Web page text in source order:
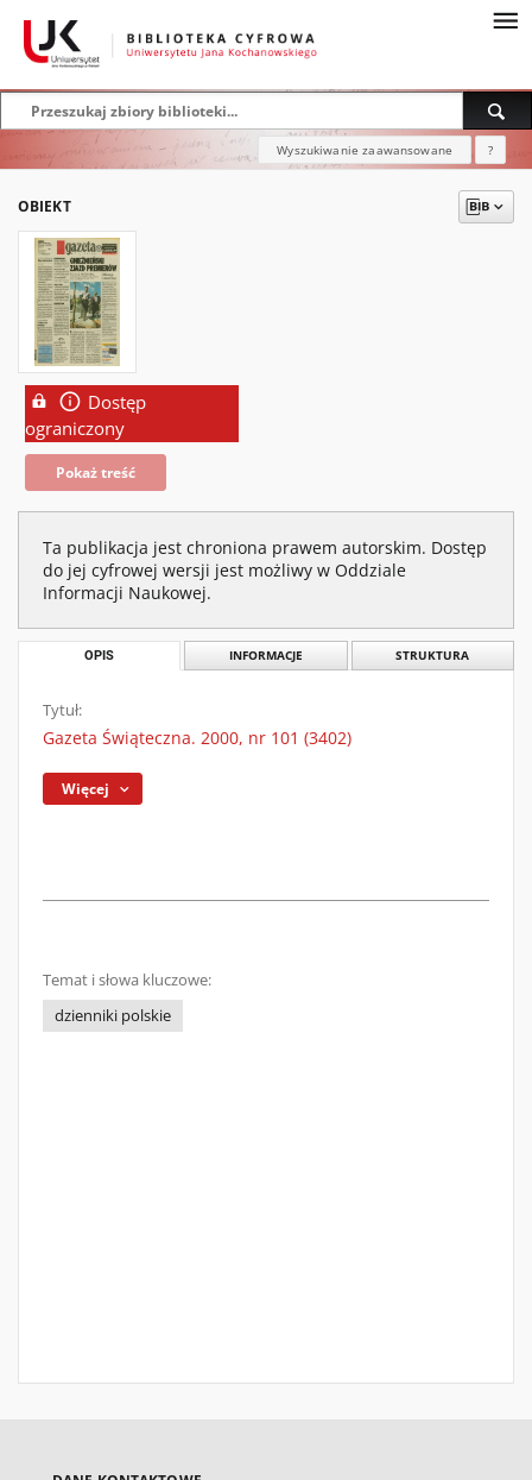
Wyszukiwanie zaawansowane ?
OBIEKT
Dostęp
ograniczony
Pokaż treść
Ta publikacja jest chroniona prawem autorskim. Dostęp
do jej cyfrowej wersji jest możliwy w Oddziale
Informacji Naukowej.
OPIS INFORMACJE STRUKTURA
Tytuł:
Gazeta Świąteczna. 2000, nr 101 (3402)
Więcej
Temat i słowa kluczowe:
dzienniki polskie